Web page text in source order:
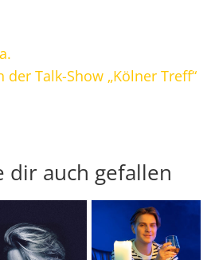
der Talk-Show „Kölner Treff“
dir auch gefallen